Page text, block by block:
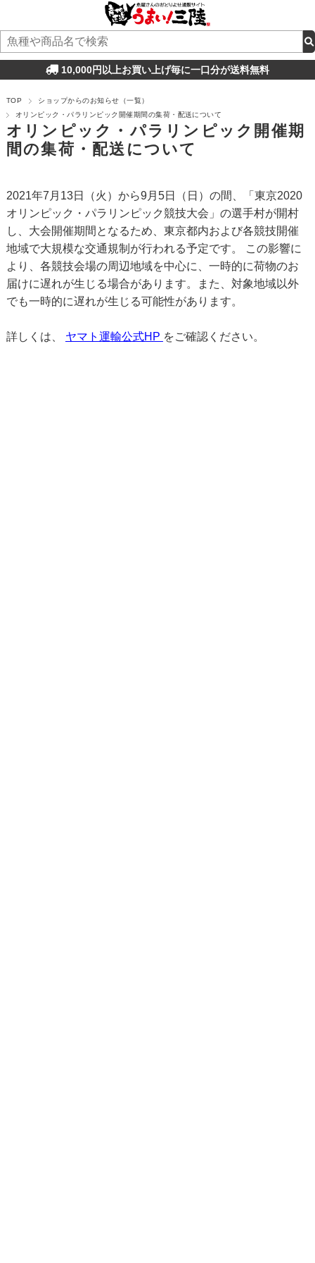
10,000円以上お買い上げ毎に一口分が送料無料
TOP
ショップからのお知らせ（一覧）
オリンピック・パラリンピック開催期間の集荷・配送について
オリンピック・パラリンピック開催期
間の集荷・配送について
2021年7月13日（火）から9月5日（日）の間、「東京2020
オリンピック・パラリンピック競技大会」の選手村が開村
し、大会開催期間となるため、東京都内および各競技開催
地域で大規模な交通規制が行われる予定です。 この影響に
より、各競技会場の周辺地域を中心に、一時的に荷物のお
届けに遅れが生じる場合があります。また、対象地域以外
でも一時的に遅れが生じる可能性があります。
詳しくは、 ヤマト運輸公式HP をご確認ください。